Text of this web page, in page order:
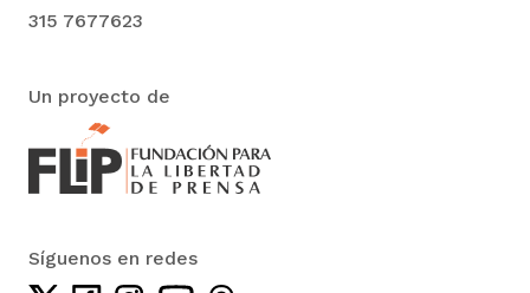
315 7677623
Un proyecto de
Síguenos en redes